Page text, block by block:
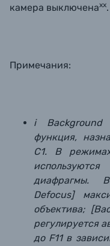
камера выключенаxx.
Примечания:
i Background
функция,
C1. В
диафрагмы.
Defocus]
объектива;
регулируется
до F11 в